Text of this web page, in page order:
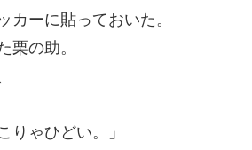
カーに貼っておいた。
栗の助。
りゃひどい。」